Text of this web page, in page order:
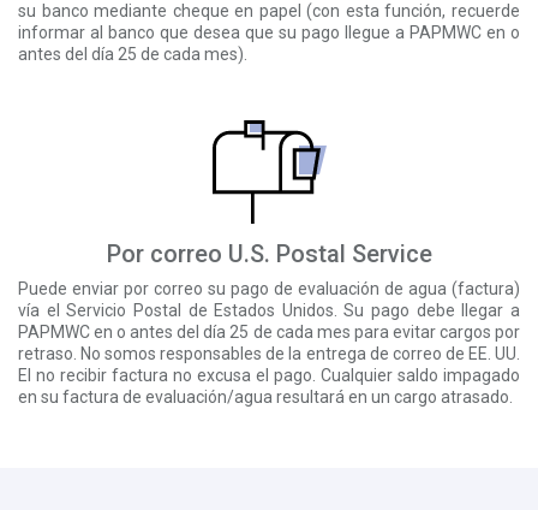
su banco mediante cheque en papel (con esta función, recuerde
informar al banco que desea que su pago llegue a PAPMWC en o
antes del día 25 de cada mes).
Por correo U.S. Postal Service
Puede enviar por correo su pago de evaluación de agua (factura)
vía el Servicio Postal de Estados Unidos. Su pago debe llegar a
PAPMWC en o antes del día 25 de cada mes para evitar cargos por
retraso. No somos responsables de la entrega de correo de EE. UU.
El no recibir factura no excusa el pago. Cualquier saldo impagado
en su factura de evaluación/agua resultará en un cargo atrasado.